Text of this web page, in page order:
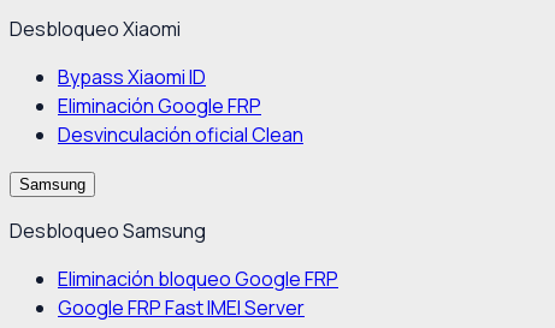
Desbloqueo Xiaomi
Bypass Xiaomi ID
Eliminación Google FRP
Desvinculación oficial Clean
Samsung
Desbloqueo Samsung
Eliminación bloqueo Google FRP
Google FRP Fast IMEI Server